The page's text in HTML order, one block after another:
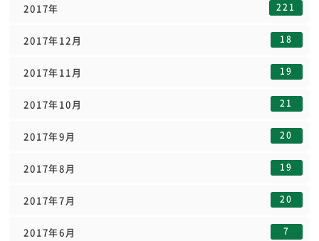
2017年 221
2017年12月 18
2017年11月 19
2017年10月 21
2017年9月 20
2017年8月 19
2017年7月 20
2017年6月 7